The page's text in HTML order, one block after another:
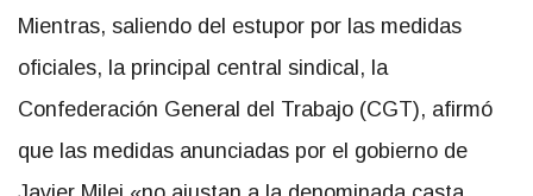
Mientras, saliendo del estupor por las medidas
oficiales, la principal central sindical, la
Confederación General del Trabajo (CGT), afirmó
que las medidas anunciadas por el gobierno de